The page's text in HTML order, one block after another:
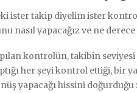
ister takip diyelim ister
nasıl yapacağız ve ne
kontrolün, takibin
her şeyi kontrol ettiği, bir
yapacağı hissini doğurduğu